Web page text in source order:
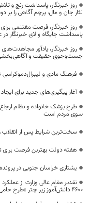
روز خبرنگار، پاسداشت رنج و
نثار جان و مال، پرچم آگاهی را
روز خبرنگار، فرصت مغتنمی
پاسداشت جایگاه والای خبرنگار
روز خبرنگار، یادآور
جست‌وجوی حقیقت و آگاهی‌بخشی
فرهنگ مادی و لیبرال‌دموکراسی
آغاز پیگیری‌های جدید برای
طرح پزشک خانواده و نظام
سوی مردم است
سخت‌ترین شرایط پس از انقلاب
هفته دولت بهترین فرصت
یشتازی خراسان جنوبی در
تقدیر مقام عالی وزارت از
۴۶۰۰ دانش‌آموز زیر چتر «طرح حامی»